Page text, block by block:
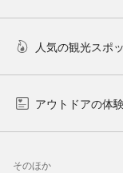
人気の観光スポ
アウトドアの体
そのほか